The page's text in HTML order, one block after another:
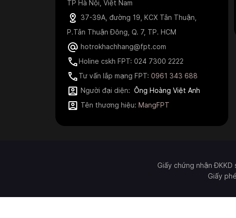
TP Hà Nội, Việt Nam
37-39A, đường 19, KCX Tân Thuận,
P.Tân Thuận Đông, Q. 7, TP. HCM
hotrokhachhang@fpt.com
Holine cskh FPT: 024 7300 2222
Tư vấn lắp mạng FPT: 0961 343 688
Người đại diện: Ông Hoàng Việt Anh
Tên thương hiệu: MangFPT
Giấy chứng nhận
Giấy